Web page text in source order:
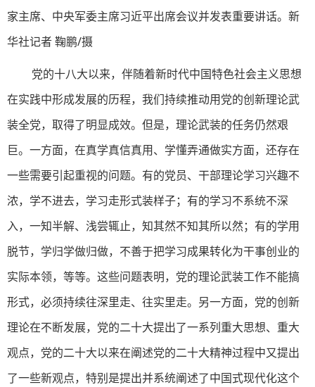
家主席、中央军委主席习近平出席会议并发表重要讲话。新
华社记者 鞠鹏/摄
党的十八大以来，伴随着新时代中国特色社会主义思想
在实践中形成发展的历程，我们持续推动用党的创新理论武
装全党，取得了明显成效。但是，理论武装的任务仍然艰
巨。一方面，在真学真信真用、学懂弄通做实方面，还存在
一些需要引起重视的问题。有的党员、干部理论学习兴趣不
浓，学不进去，学习走形式装样子；有的学习不系统不深
入，一知半解、浅尝辄止，知其然不知其所以然；有的学用
脱节，学归学做归做，不善于把学习成果转化为干事创业的
实际本领，等等。这些问题表明，党的理论武装工作不能搞
形式，必须持续往深里走、往实里走。另一方面，党的创新
理论在不断发展，党的二十大提出了一系列重大思想、重大
观点，党的二十大以来在阐述党的二十大精神过程中又提出
了一些新观点，特别是提出并系统阐述了中国式现代化这个